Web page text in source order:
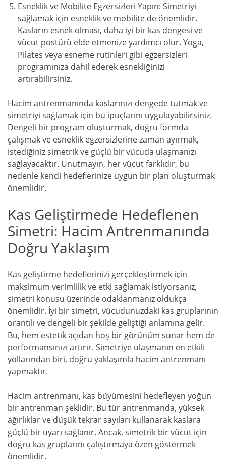
Esneklik ve Mobilite Egzersizleri Yapın: Simetriyi
sağlamak için esneklik ve mobilite de önemlidir.
Kasların esnek olması, daha iyi bir kas dengesi ve
vücut postürü elde etmenize yardımcı olur. Yoga,
Pilates veya esneme rutinleri gibi egzersizleri
programınıza dahil ederek esnekliğinizi
artırabilirsiniz.
Hacim antrenmanında kaslarınızı dengede tutmak ve
simetriyi sağlamak için bu ipuçlarını uygulayabilirsiniz.
Dengeli bir program oluşturmak, doğru formda
çalışmak ve esneklik egzersizlerine zaman ayırmak,
istediğiniz simetrik ve güçlü bir vücuda ulaşmanızı
sağlayacaktır. Unutmayın, her vücut farklıdır, bu
nedenle kendi hedeflerinize uygun bir plan oluşturmak
önemlidir.
Kas Geliştirmede Hedeflenen
Simetri: Hacim Antrenmanında
Doğru Yaklaşım
Kas geliştirme hedeflerinizi gerçekleştirmek için
maksimum verimlilik ve etki sağlamak istiyorsanız,
simetri konusu üzerinde odaklanmanız oldukça
önemlidir. İyi bir simetri, vücudunuzdaki kas gruplarının
orantılı ve dengeli bir şekilde geliştiği anlamına gelir.
Bu, hem estetik açıdan hoş bir görünüm sunar hem de
performansınızı artırır. Simetriye ulaşmanın en etkili
yollarından biri, doğru yaklaşımla hacim antrenmanı
yapmaktır.
Hacim antrenmanı, kas büyümesini hedefleyen yoğun
bir antrenman şeklidir. Bu tür antrenmanda, yüksek
ağırlıklar ve düşük tekrar sayıları kullanarak kaslara
güçlü bir uyarı sağlanır. Ancak, simetrik bir vücut için
doğru kas gruplarını çalıştırmaya özen göstermek
önemlidir.